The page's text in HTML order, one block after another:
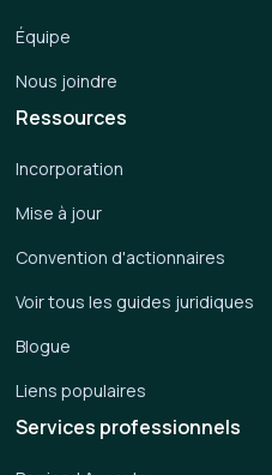
Services professionnels
Ressources
Incorporation
Mise à jour
Convention d'actionnaires
Voir tous les guides juridiques
Blogue
Liens populaires
Équipe
Nous joindre